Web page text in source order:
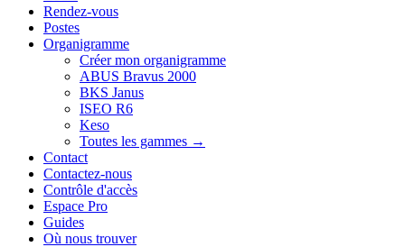
Rendez-vous
Postes
Organigramme
Créer mon organigramme
ABUS Bravus 2000
BKS Janus
ISEO R6
Keso
Toutes les gammes →
Contact
Contactez-nous
Contrôle d'accès
Espace Pro
Guides
Où nous trouver